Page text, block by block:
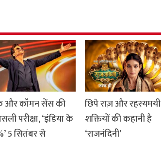
और कॉमन सेंस की
परीक्षा, ‘इंडिया के
5 सितंबर से
छिपे राज़ और रहस्यमयी
शक्तियों की कहानी है
‘राजनंदिनी’